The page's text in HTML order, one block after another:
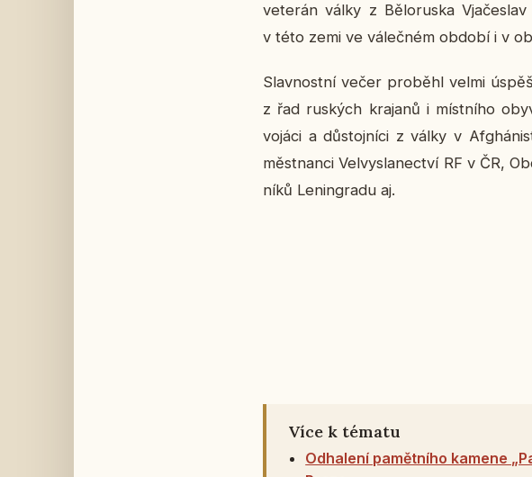
ve­te­rán války z Bě­lo­rus­ka
v této zemi ve vá­leč­ném období i v
Slav­nost­ní večer pro­bě­hl velmi
z řad rus­kých kra­ja­nů i míst­ní­ho
vojáci a dů­stoj­ní­ci z války v
měst­nan­ci Vel­vy­sla­nec­tví RF v ČR,
ní­ků Le­nin­gra­du aj.
Více k tématu
Odhalení pamětního kamene